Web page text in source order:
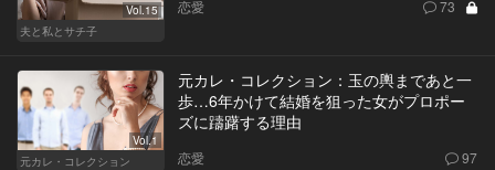
Vol.15
夫と私とサチ子
恋愛 73
Vol.1
元カレ・コレクション
元カレ・コレクション：玉の輿まであと一
歩…6年かけて結婚を狙った女がプロポー
ズに躊躇する理由
恋愛 97